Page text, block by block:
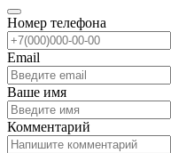
Номер телефона
Email
Ваше имя
Комментарий